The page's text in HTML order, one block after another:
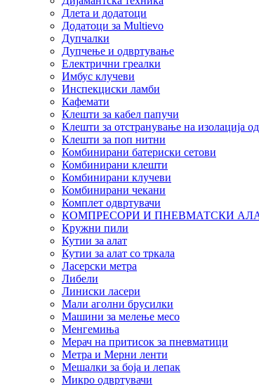
Длета и додатоци
Додатоци за Multievo
Дупчалки
Дупчење и одвртување
Електрични греалки
Имбус клучеви
Инспекциски ламби
Кафемати
Клешти за кабел папучи
Клешти за отстранување на изолација
Клешти за поп нитни
Комбинирани батериски сетови
Комбинирани клешти
Комбинирани клучеви
Комбинирани чекани
Комплет одвртувачи
КОМПРЕСОРИ И ПНЕВМАТСКИ
Кружни пили
Кутии за алат
Кутии за алат со тркала
Ласерски метра
Либели
Линиски ласери
Мали аголни брусилки
Машини за мелење месо
Менгемиња
Мерач на притисок за пневматици
Метра и Мерни ленти
Мешалки за боја и лепак
Микро одвртувачи